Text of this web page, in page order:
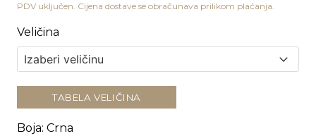
PDV uključen. Cijena dostave se obračunava prilikom plaćanja.
Veličina
TABELA VELIČINA
Boja: Crna